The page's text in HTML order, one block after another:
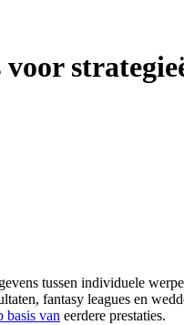
voor
tussen individuele
fantasy leagues en
basis van eerdere prestaties.